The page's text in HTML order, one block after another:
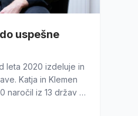
uspešne
leta 2020 izdeluje in
Katja in Klemen
naročil iz 13 držav in